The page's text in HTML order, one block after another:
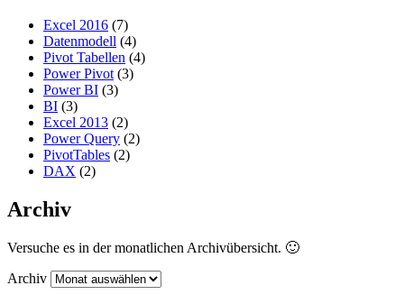
Excel 2016 (7)
Datenmodell (4)
Pivot Tabellen (4)
Power Pivot (3)
Power BI (3)
BI (3)
Excel 2013 (2)
Power Query (2)
PivotTables (2)
DAX (2)
Archiv
Versuche es in der monatlichen Archivübersicht. 🙂
Archiv